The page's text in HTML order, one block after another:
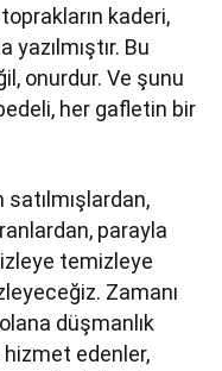
kaderi,
Bu
onurdur. Ve şunu
her gafletin bir
satılmışlardan,
parayla
temizleye
Zamanı
düşmanlık
edenler,